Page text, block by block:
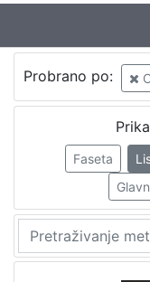
Probrano po:
Faseta